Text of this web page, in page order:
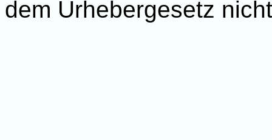
dem Urhebergesetz